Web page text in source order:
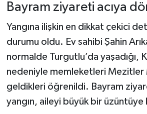
Bayram ziyareti acıya
Yangına ilişkin en dikkat çekici
durumu oldu. Ev sahibi Şahin
normalde Turgutlu’da yaşadığı,
nedeniyle memleketleri Mezitler
geldikleri öğrenildi. Bayram
yangın, aileyi büyük bir